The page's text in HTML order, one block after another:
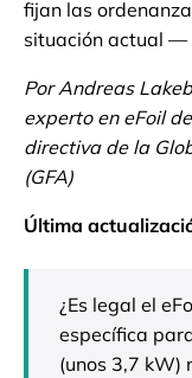
fijan las
situación actual —
Por Andreas
experto en eFoil
directiva de la
(GFA)
Última
¿Es legal el
específica
(unos 3,7 kW)